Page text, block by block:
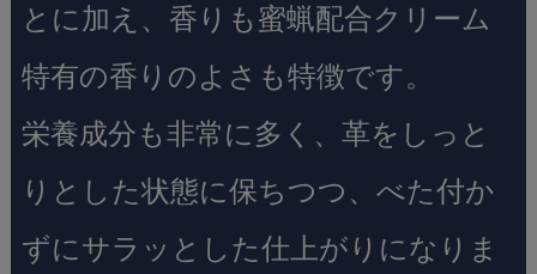
とに加え、香りも蜜蝋配合クリーム
特有の香りのよさも特徴です。
栄養成分も非常に多く、革をしっと
りとした状態に保ちつつ、べた付か
ずにサラッとした仕上がりになりま